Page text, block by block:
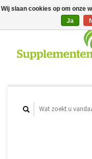
Wij slaan cookies op om onze
Ja